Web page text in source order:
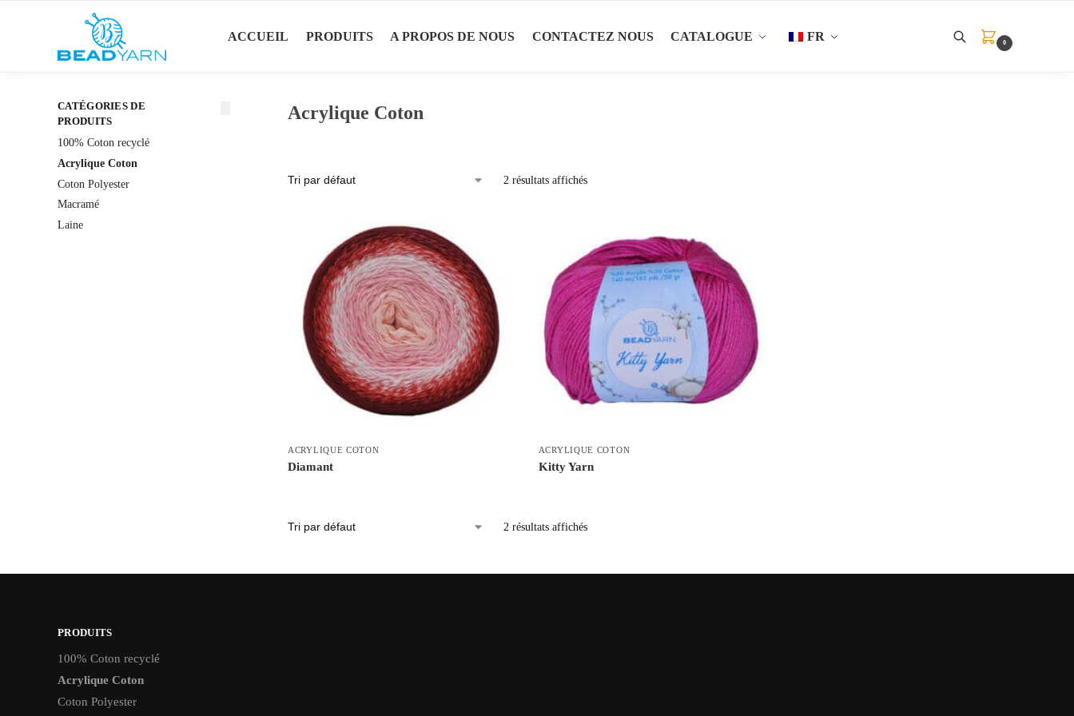
ACCUEIL PRODUITS A PROPOS DE NOUS CONTACTEZ NOUS CATALOGUE FR
Recherche
0
Acrylique Coton
2 résultats affichés
ACRYLIQUE COTON
Diamant
ACRYLIQUE COTON
Kitty Yarn
2 résultats affichés
CATÉGORIES DE
PRODUITS
100% Coton recyclé
Acrylique Coton
Coton Polyester
Macramé
Laine
PRODUITS
100% Coton recyclé
Acrylique Coton
Coton Polyester